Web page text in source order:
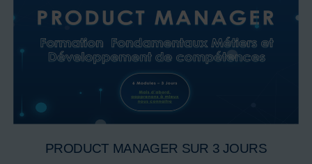
PRODUCT MANAGER SUR 3 JOURS